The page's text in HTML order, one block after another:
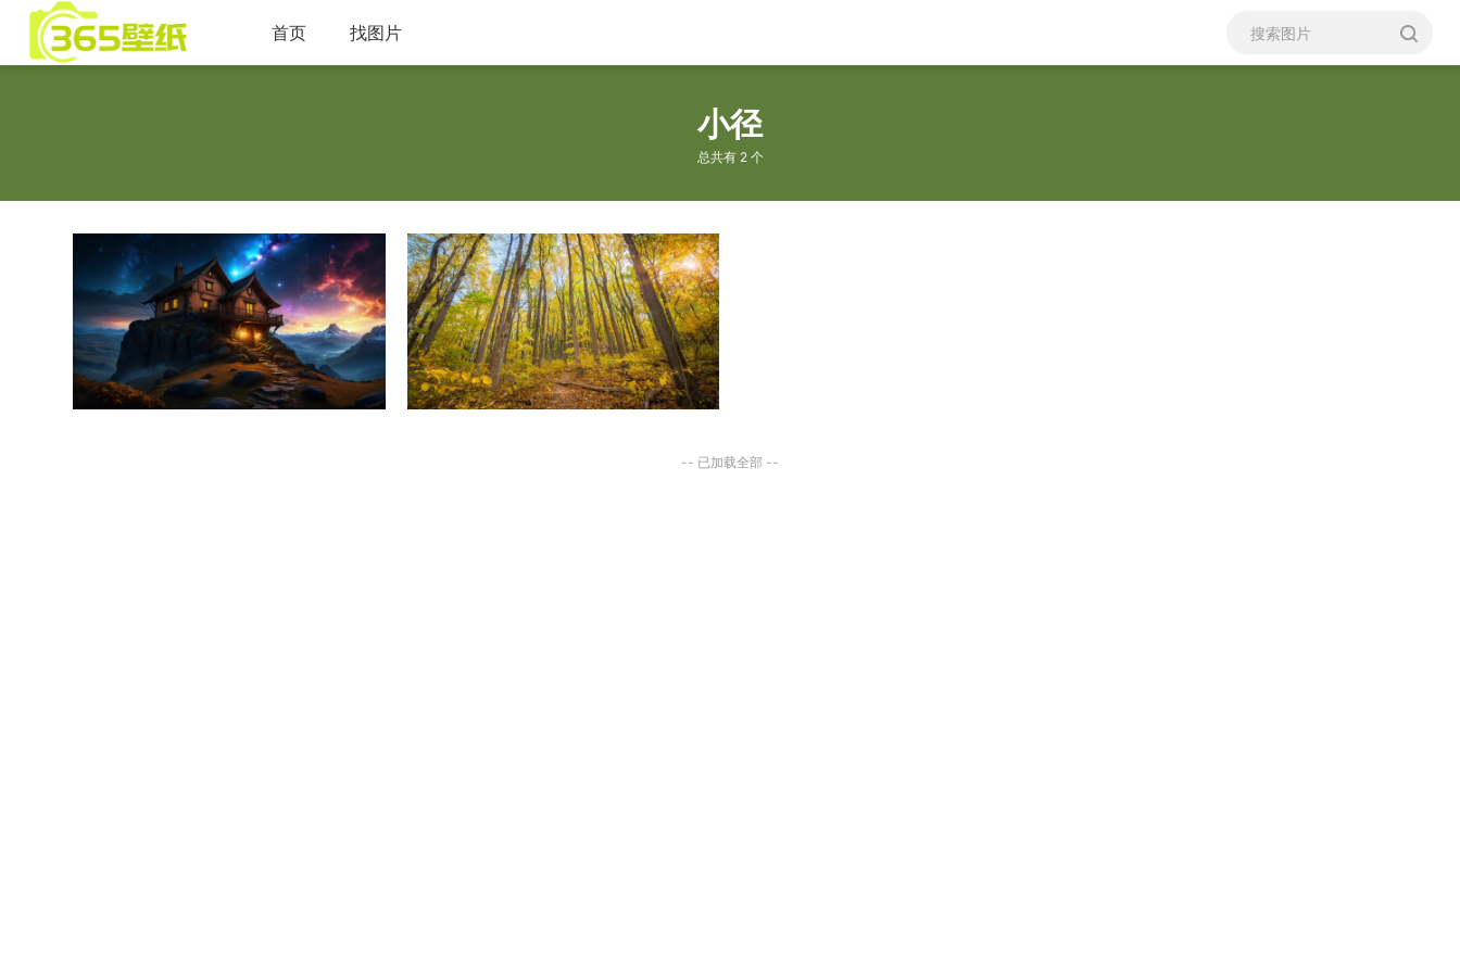
首页 找图片
小径
总共有 2 个
-- 已加载全部 --